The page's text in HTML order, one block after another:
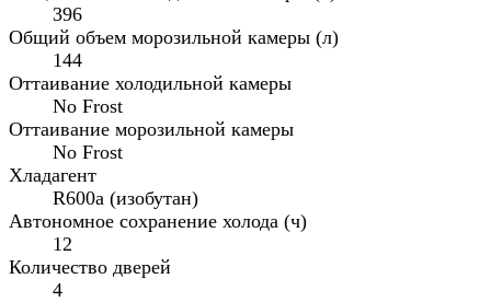
396
Общий объем морозильной камеры (л)
144
Оттаивание холодильной камеры
No Frost
Оттаивание морозильной камеры
No Frost
Хладагент
R600a (изобутан)
Автономное сохранение холода (ч)
12
Количество дверей
4